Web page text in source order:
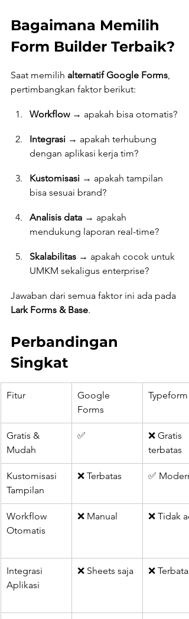
Bagaimana Memilih
Form Builder Terbaik?
Saat memilih alternatif Google Forms,
pertimbangkan faktor berikut:
Workflow → apakah bisa otomatis?
Integrasi → apakah terhubung
dengan aplikasi kerja tim?
Kustomisasi → apakah tampilan
bisa sesuai brand?
Analisis data → apakah
mendukung laporan real-time?
Skalabilitas → apakah cocok untuk
UMKM sekaligus enterprise?
Jawaban dari semua faktor ini ada pada
Lark Forms & Base.
Perbandingan
Singkat
Fitur
Google
Forms
Typeform
Gratis &
Mudah
✅
❌ Gratis
terbatas
Kustomisasi
Tampilan
❌ Terbatas ✅ Modern
Workflow
Otomatis
❌ Manual ❌ Tidak
Integrasi
Aplikasi
❌ Sheets saja ❌ Terbatas